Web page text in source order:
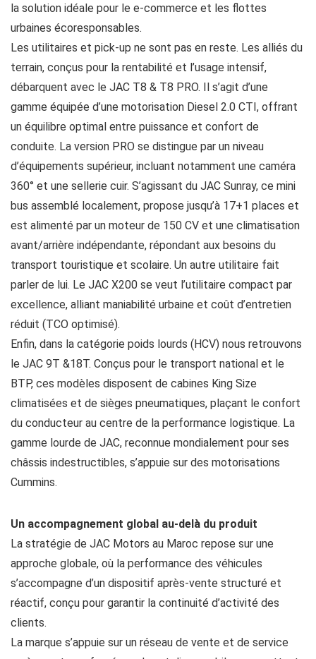
la solution idéale pour le e-commerce et les flottes
urbaines écoresponsables.
Les utilitaires et pick-up ne sont pas en reste. Les alliés du
terrain, conçus pour la rentabilité et l’usage intensif,
débarquent avec le JAC T8 & T8 PRO. Il s’agit d’une
gamme équipée d’une motorisation Diesel 2.0 CTI, offrant
un équilibre optimal entre puissance et confort de
conduite. La version PRO se distingue par un niveau
d’équipements supérieur, incluant notamment une caméra
360° et une sellerie cuir. S’agissant du JAC Sunray, ce mini
bus assemblé localement, propose jusqu’à 17+1 places et
est alimenté par un moteur de 150 CV et une climatisation
avant/arrière indépendante, répondant aux besoins du
transport touristique et scolaire. Un autre utilitaire fait
parler de lui. Le JAC X200 se veut l’utilitaire compact par
excellence, alliant maniabilité urbaine et coût d’entretien
réduit (TCO optimisé).
Enfin, dans la catégorie poids lourds (HCV) nous retrouvons
le JAC 9T &18T. Conçus pour le transport national et le
BTP, ces modèles disposent de cabines King Size
climatisées et de sièges pneumatiques, plaçant le confort
du conducteur au centre de la performance logistique. La
gamme lourde de JAC, reconnue mondialement pour ses
châssis indestructibles, s’appuie sur des motorisations
Cummins.
Un accompagnement global au-delà du produit
La stratégie de JAC Motors au Maroc repose sur une
approche globale, où la performance des véhicules
s’accompagne d’un dispositif après-vente structuré et
réactif, conçu pour garantir la continuité d’activité des
clients.
La marque s’appuie sur un réseau de vente et de service